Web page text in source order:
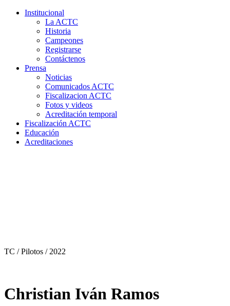
Institucional
La ACTC
Historia
Campeones
Registrarse
Contáctenos
Prensa
Noticias
Comunicados ACTC
Fiscalizacion ACTC
Fotos y videos
Acreditación temporal
Fiscalización ACTC
Educación
Acreditaciones
TC / Pilotos / 2022
Christian Iván Ramos